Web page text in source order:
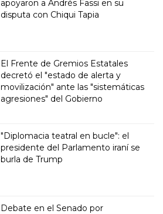
apoyaron a Andrés Fassi en su
disputa con Chiqui Tapia
El Frente de Gremios Estatales
decretó el "estado de alerta y
movilización" ante las "sistemáticas
agresiones" del Gobierno
"Diplomacia teatral en bucle": el
presidente del Parlamento iraní se
burla de Trump
Debate en el Senado por